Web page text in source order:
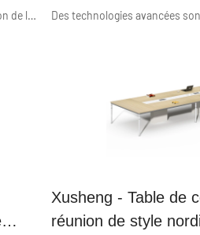
Après plusieurs tests, il prouve que l'utilisation de la technologie contribue à une fabrication à haute efficacité et garantit la stabilité de la table de conférence de luxe de grande taille de mobilier de bureau de conception italienne en gros. Elle a de nombreuses utilisations dans les domaines d'application des tables de conférence et vaut totalement l'investissement.
moderne de
Xusheng - Table de
réunion de style